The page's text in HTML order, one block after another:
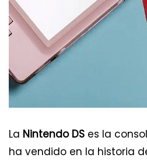
La Nintendo DS es la
ha vendido en la historia